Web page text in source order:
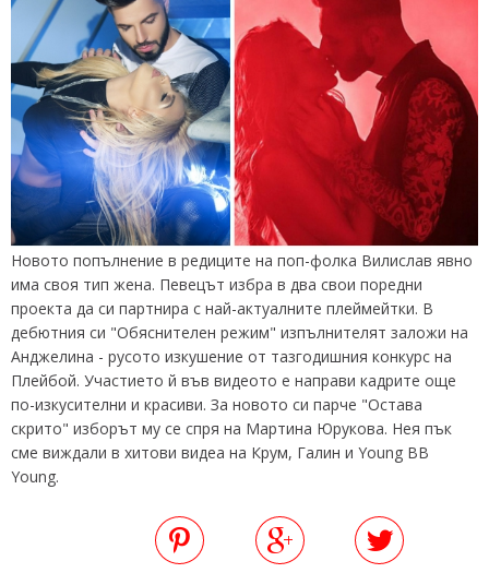
Новото попълнение в редиците на поп-фолка Вилислав явно
има своя тип жена. Певецът избра в два свои поредни
проекта да си партнира с най-актуалните плеймейтки. В
дебютния си "Обяснителен режим" изпълнителят заложи на
Анджелина - русото изкушение от тазгодишния конкурс на
Плейбой. Участието й във видеото е направи кадрите още
по-изкусителни и красиви. За новото си парче "Остава
скрито" изборът му се спря на Мартина Юрукова. Нея пък
сме виждали в хитови видеа на Крум, Галин и Young BB
Young.